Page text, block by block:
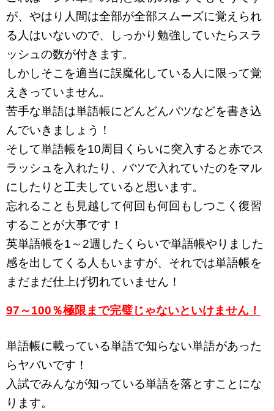
が、やはり人間は全部が全部スムーズに覚えられ
る人はいないので、しっかり勉強していたらスラ
ッシュの数が付きます。
しかしそこを適当に誤魔化している人に限って覚
えきっていません。
苦手な単語は単語帳にどんどんバツなどを書き込
んでいきましょう！
そして単語帳を10周目くらいに突入すると赤でス
ラッシュを入れたり、バツで入れていたのをマル
にしたりと工夫していると思います。
忘れることも見越して何回も何回もしつこく復習
することが大事です！
英単語帳を1～2週したくらいで単語帳やりました
感を出してくる人もいますが、それでは単語帳を
まだまだ仕上げ切れていません！
97～100％極限まで完璧じゃないといけません！
単語帳に載っている単語で知らない単語があった
らヤバいです！
入試でみんなが知っている単語を落とすことにな
ります。